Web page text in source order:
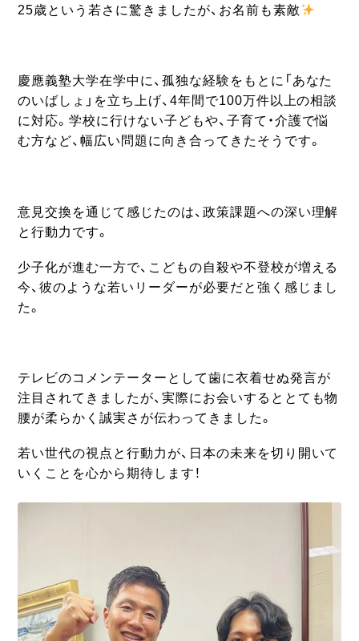
25歳という若さに驚きましたが、お名前も素敵
慶應義塾大学在学中に、孤独な経験をもとに「あなた
のいばしょ」を立ち上げ、4年間で100万件以上の相談
に対応。学校に行けない子どもや、子育て・介護で悩
む方など、幅広い問題に向き合ってきたそうです。
意見交換を通じて感じたのは、政策課題への深い理解
と行動力です。
少子化が進む一方で、こどもの自殺や不登校が増える
今、彼のような若いリーダーが必要だと強く感じまし
た。
テレビのコメンテーターとして歯に衣着せぬ発言が
注目されてきましたが、実際にお会いするととても物
腰が柔らかく誠実さが伝わってきました。
若い世代の視点と行動力が、日本の未来を切り開いて
いくことを心から期待します！